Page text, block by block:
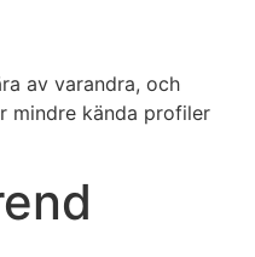
av varandra, och
mindre kända profiler